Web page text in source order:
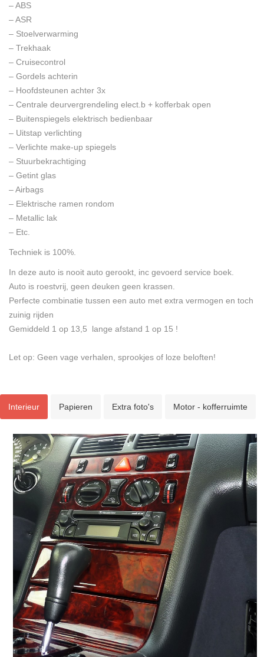
– ABS
– ASR
– Stoelverwarming
– Trekhaak
– Cruisecontrol
– Gordels achterin
– Hoofdsteunen achter 3x
– Centrale deurvergrendeling elect.b + kofferbak open
– Buitenspiegels elektrisch bedienbaar
– Uitstap verlichting
– Verlichte make-up spiegels
– Stuurbekrachtiging
– Getint glas
– Airbags
– Elektrische ramen rondom
– Metallic lak
– Etc.
Techniek is 100%.
In deze auto is nooit auto gerookt, inc gevoerd service boek.
Auto is roestvrij, geen deuken geen krassen.
Perfecte combinatie tussen een auto met extra vermogen en toch
zuinig rijden
Gemiddeld 1 op 13,5 lange afstand 1 op 15 !
Let op: Geen vage verhalen, sprookjes of loze beloften!
Interieur Papieren Extra foto's Motor - kofferruimte